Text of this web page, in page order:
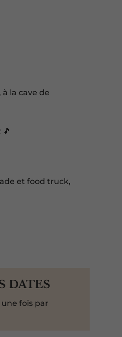
la cave de
et food truck,
DATES
fois par